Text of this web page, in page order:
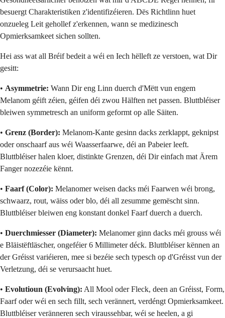
besuergt Charakteristiken z'identifizéieren. Dës Richtlinn huet
onzueleg Leit gehollef z'erkennen, wann se medizinesch
Opmierksamkeet sichen sollten.
Hei ass wat all Bréif bedeit a wéi en Iech hëlleft ze verstoen, wat Dir
gesitt:
• Asymmetrie: Wann Dir eng Linn duerch d'Mëtt vun engem
Melanom géift zéien, géifen déi zwou Hälften net passen. Bluttbléiser
bleiwen symmetresch an uniform geformt op alle Säiten.
• Grenz (Border): Melanom-Kante gesinn dacks zerklappt, geknipst
oder onschaarf aus wéi Waasserfaarwe, déi an Pabeier leeft.
Bluttbléiser halen kloer, distinkte Grenzen, déi Dir einfach mat Ärem
Fanger nozezéie kënnt.
• Faarf (Color): Melanomer weisen dacks méi Faarwen wéi brong,
schwaarz, rout, wäiss oder blo, déi all zesumme gemëscht sinn.
Bluttbléiser bleiwen eng konstant donkel Faarf duerch a duerch.
• Duerchmiesser (Diameter): Melanomer ginn dacks méi grouss wéi
e Bläistëftläscher, ongeféier 6 Millimeter déck. Bluttbléiser kënnen an
der Gréisst variéieren, mee si bezéie sech typesch op d'Gréisst vun der
Verletzung, déi se verursaacht huet.
• Evolutioun (Evolving): All Mool oder Fleck, deen an Gréisst, Form,
Faarf oder wéi en sech fillt, sech verännert, verdéngt Opmierksamkeet.
Bluttbléiser veränneren sech viraussehbar, wéi se heelen, a gi